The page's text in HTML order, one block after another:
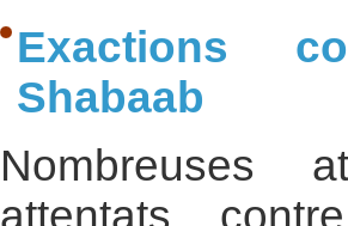
Exactions
Shabaab
Nombreuses
attentats